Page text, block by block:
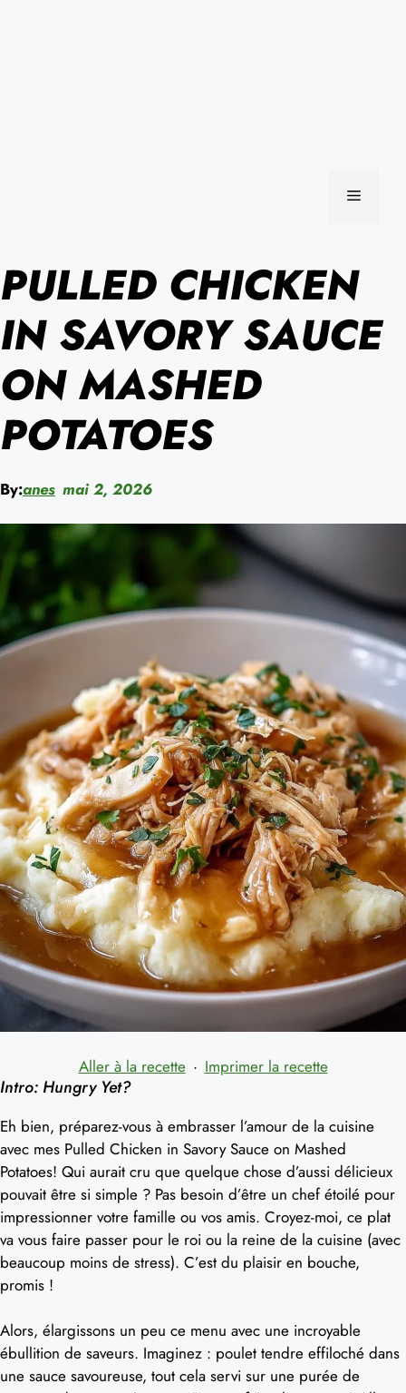
MENU
PULLED CHICKEN
IN SAVORY SAUCE
ON MASHED
POTATOES
By:anes mai 2, 2026
Aller à la recette · Imprimer la recette
Intro: Hungry Yet?
Eh bien, préparez-vous à embrasser l’amour de la cuisine
avec mes Pulled Chicken in Savory Sauce on Mashed
Potatoes! Qui aurait cru que quelque chose d’aussi délicieux
pouvait être si simple ? Pas besoin d’être un chef étoilé pour
impressionner votre famille ou vos amis. Croyez-moi, ce plat
va vous faire passer pour le roi ou la reine de la cuisine (avec
beaucoup moins de stress). C’est du plaisir en bouche,
promis !
Alors, élargissons un peu ce menu avec une incroyable
ébullition de saveurs. Imaginez : poulet tendre effiloché dans
une sauce savoureuse, tout cela servi sur une purée de